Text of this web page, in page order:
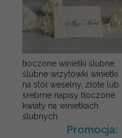
tłoczone winietki ślubne,
ślubne wizytówki winietki
na stół weselny, złote lub
srebrne napisy tłoczone
kwiaty na winietkach
ślubnych
Promocja: